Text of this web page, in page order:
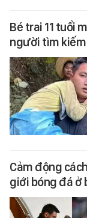
Bé trai 11 tuổi
người tìm
Cảm động
giới bóng đá ở